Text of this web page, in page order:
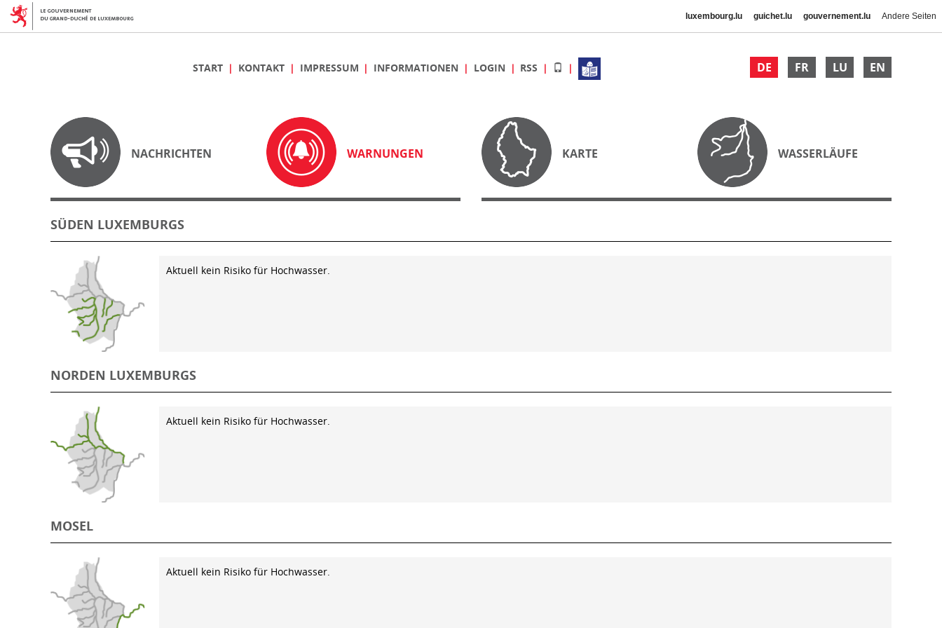
luxembourg.lu guichet.lu gouvernement.lu Andere Seiten
DE FR LU EN
START KONTAKT IMPRESSUM INFORMATIONEN LOGIN RSS
NACHRICHTEN WARNUNGEN KARTE WASSERLÄUFE
SÜDEN LUXEMBURGS
Aktuell kein Risiko für Hochwasser.
NORDEN LUXEMBURGS
Aktuell kein Risiko für Hochwasser.
MOSEL
Aktuell kein Risiko für Hochwasser.